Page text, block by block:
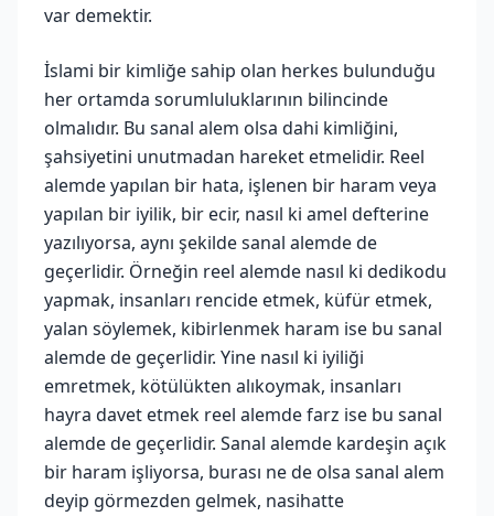
var demektir.
İslami bir kimliğe sahip olan herkes bulunduğu
her ortamda sorumluluklarının bilincinde
olmalıdır. Bu sanal alem olsa dahi kimliğini,
şahsiyetini unutmadan hareket etmelidir. Reel
alemde yapılan bir hata, işlenen bir haram veya
yapılan bir iyilik, bir ecir, nasıl ki amel defterine
yazılıyorsa, aynı şekilde sanal alemde de
geçerlidir. Örneğin reel alemde nasıl ki dedikodu
yapmak, insanları rencide etmek, küfür etmek,
yalan söylemek, kibirlenmek haram ise bu sanal
alemde de geçerlidir. Yine nasıl ki iyiliği
emretmek, kötülükten alıkoymak, insanları
hayra davet etmek reel alemde farz ise bu sanal
alemde de geçerlidir. Sanal alemde kardeşin açık
bir haram işliyorsa, burası ne de olsa sanal alem
deyip görmezden gelmek, nasihatte